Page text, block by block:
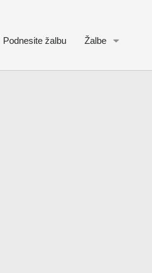
Podnesite žalbu Žalbe